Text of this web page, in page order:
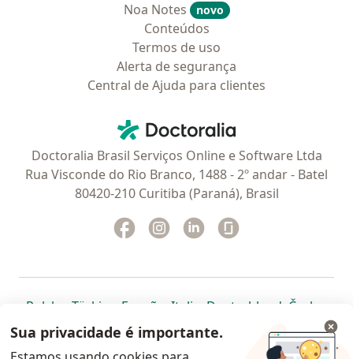
Noa Notes
novo
Conteúdos
Termos de uso
Alerta de segurança
Central de Ajuda para clientes
Doctoralia - Homepage
Doctoralia Brasil Serviços Online e Software Ltda
Rua Visconde do Rio Branco, 1488 - 2º andar - Batel
80420-210 Curitiba (Paraná), Brasil
Facebook
abre num novo separador
Instagram
abre num novo separador
Linkedin
abre num novo
Polska abre num novo separador
Türkiye abre num novo separador
España abre num novo separador
Italia abre num novo
Deutschlandabre num
Česko
Portugal abre num novo separador
, México abre num novo separador
, abre num novo separador
Brasil abre num novoabre num
abre
Colombia abre num novo
Sua privacidade é importante.